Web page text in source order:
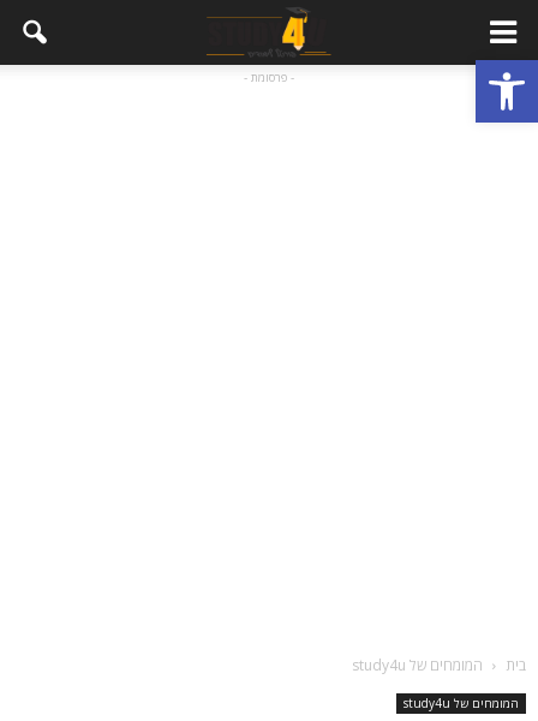
פתח סרגל נגישות - פרסומת -
בית המומחים של study4u
המומחים של study4u